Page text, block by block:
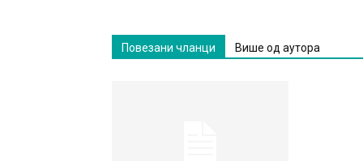
Повезани чланци Више од аутора